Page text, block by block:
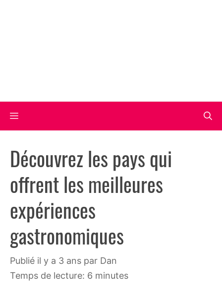
Menu
Découvrez les pays qui
offrent les meilleures
expériences
gastronomiques
publié il y a 3 ans par Dan
Temps de lecture: 6 minutes